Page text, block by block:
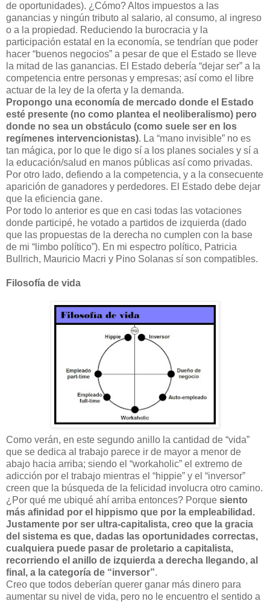
de oportunidades). ¿Cómo? Altos impuestos a las
ganancias y ningún tributo al salario, al consumo, al ingreso
o a la propiedad. Reduciendo la burocracia y la
participación estatal en la economía, se tendrían que poder
hacer “buenos negocios” a pesar de que el Estado se lleve
la mitad de las ganancias. El Estado debería “dejar ser” a la
competencia entre personas y empresas; así como el libre
actuar de la ley de la oferta y la demanda.
Propongo una economía de mercado donde el Estado
esté presente (no como plantea el neoliberalismo) pero
donde no sea un obstáculo (como suele ser en los
regímenes intervencionistas). La “mano invisible” no es
tan mágica, por lo que le digo sí a los planes sociales y sí a
la educación/salud en manos públicas así como privadas.
Por otro lado, defiendo a la competencia, y a la consecuente
aparición de ganadores y perdedores. El Estado debe dejar
que la eficiencia gane.
Por todo lo anterior es que en casi todas las votaciones
donde participé, he votado a partidos de izquierda (dado
que las propuestas de la derecha no cumplen con la base
de mi “limbo político”). En mi espectro político, Patricia
Bullrich, Mauricio Macri y Pino Solanas sí son compatibles.
Filosofía de vida
Como verán, en este segundo anillo la cantidad de “vida”
que se dedica al trabajo parece ir de mayor a menor de
abajo hacia arriba; siendo el “workaholic” el extremo de
adicción por el trabajo mientras el “hippie” y el “inversor”
creen que la búsqueda de la felicidad involucra otro camino.
¿Por qué me ubiqué ahí arriba entonces? Porque siento
más afinidad por el hippismo que por la empleabilidad.
Justamente por ser ultra-capitalista, creo que la gracia
del sistema es que, dadas las oportunidades correctas,
cualquiera puede pasar de proletario a capitalista,
recorriendo el anillo de izquierda a derecha llegando, al
final, a la categoría de “inversor”.
Creo que todos deberían querer ganar más dinero para
aumentar su nivel de vida, pero no le encuentro el sentido a